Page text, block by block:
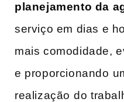
planejamento da
serviço em dias e
mais comodidade,
e proporcionando
realização ⁤do​